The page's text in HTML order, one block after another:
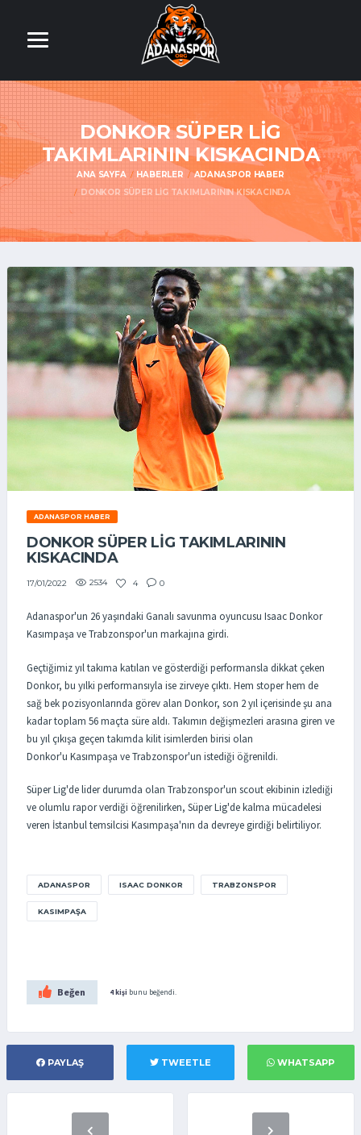
DONKOR SÜPER LİG
TAKIMLARININ KISKACINDA
ANA SAYFA HABERLER
ADANASPOR HABER
DONKOR SÜPER LİG TAKIMLARININ KISKACINDA
ADANASPOR HABER
DONKOR SÜPER LİG TAKIMLARININ
KISKACINDA
17/01/2022 2534 4 0
Adanaspor'un 26 yaşındaki Ganalı savunma oyuncusu Isaac Donkor
Kasımpaşa ve Trabzonspor'un markajına girdi.
Geçtiğimiz yıl takıma katılan ve gösterdiği performansla dikkat çeken
Donkor, bu yılki performansıyla ise zirveye çıktı. Hem stoper hem de
sağ bek pozisyonlarında görev alan Donkor, son 2 yıl içerisinde şu ana
kadar toplam 56 maçta süre aldı. Takımın değişmezleri arasına giren ve
bu yıl çıkışa geçen takımda kilit isimlerden birisi olan
Donkor'u Kasımpaşa ve Trabzonspor'un istediği öğrenildi.
Süper Lig'de lider durumda olan Trabzonspor'un scout ekibinin izlediği
ve olumlu rapor verdiği öğrenilirken, Süper Lig'de kalma mücadelesi
veren İstanbul temsilcisi Kasımpaşa'nın da devreye girdiği belirtiliyor.
ADANASPOR ISAAC DONKOR TRABZONSPOR
KASIMPAŞA
Beğen 4 kişi bunu beğendi.
PAYLAŞ TWEETLE WHATSAPP